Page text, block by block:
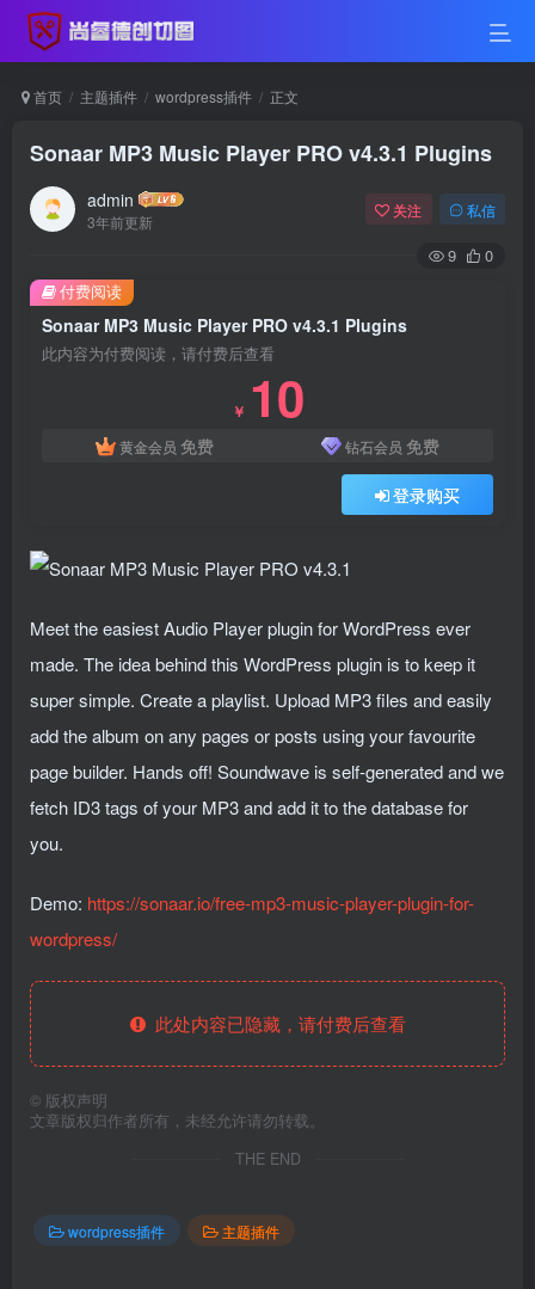
首页 主题插件 wordpress插件 正文
Sonaar MP3 Music Player PRO v4.3.1 Plugins
admin
3年前更新
关注 私信
9 0
Sonaar MP3 Music Player PRO v4.3.1 Plugins
此内容为付费阅读，请付费后查看
￥ 10
黄金会员 免费 钻石会员 免费
登录购买
付费阅读
Meet the easiest Audio Player plugin for WordPress ever
made. The idea behind this WordPress plugin is to keep it
super simple. Create a playlist. Upload MP3 files and easily
add the album on any pages or posts using your favourite
page builder. Hands off! Soundwave is self-generated and we
fetch ID3 tags of your MP3 and add it to the database for
you.
Demo: https://sonaar.io/free-mp3-music-player-plugin-for-
wordpress/
此处内容已隐藏，请付费后查看
© 版权声明
文章版权归作者所有，未经允许请勿转载。
THE END
wordpress插件 主题插件